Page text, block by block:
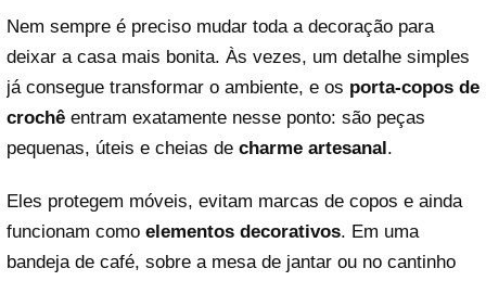
Nem sempre é preciso mudar toda a decoração para
deixar a casa mais bonita. Às vezes, um detalhe simples
já consegue transformar o ambiente, e os porta-copos de
crochê entram exatamente nesse ponto: são peças
pequenas, úteis e cheias de charme artesanal.
Eles protegem móveis, evitam marcas de copos e ainda
funcionam como elementos decorativos. Em uma
bandeja de café, sobre a mesa de jantar ou no cantinho